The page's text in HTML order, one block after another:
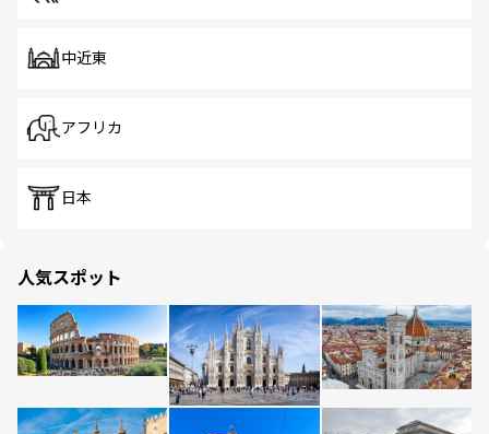
中近東
アフリカ
日本
人気スポット